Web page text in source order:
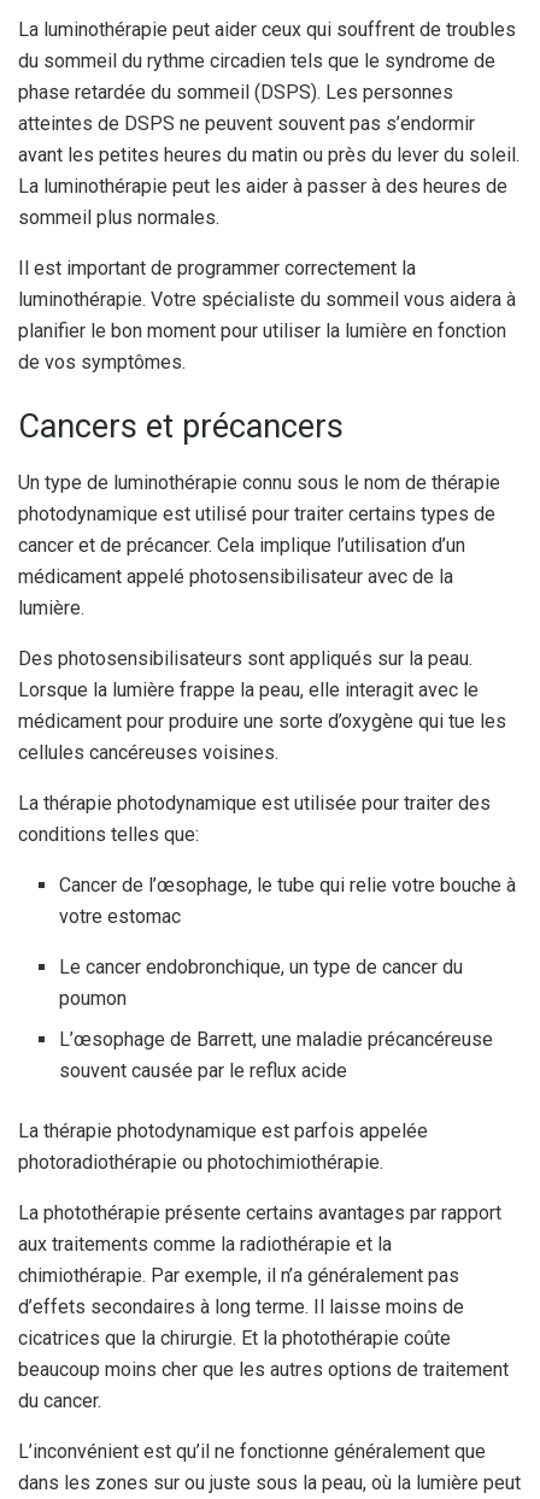
La luminothérapie peut aider ceux qui souffrent de troubles
du sommeil du rythme circadien tels que le syndrome de
phase retardée du sommeil (DSPS). Les personnes
atteintes de DSPS ne peuvent souvent pas s’endormir
avant les petites heures du matin ou près du lever du soleil.
La luminothérapie peut les aider à passer à des heures de
sommeil plus normales.
Il est important de programmer correctement la
luminothérapie. Votre spécialiste du sommeil vous aidera à
planifier le bon moment pour utiliser la lumière en fonction
de vos symptômes.
Cancers et précancers
Un type de luminothérapie connu sous le nom de thérapie
photodynamique est utilisé pour traiter certains types de
cancer et de précancer. Cela implique l’utilisation d’un
médicament appelé photosensibilisateur avec de la
lumière.
Des photosensibilisateurs sont appliqués sur la peau.
Lorsque la lumière frappe la peau, elle interagit avec le
médicament pour produire une sorte d’oxygène qui tue les
cellules cancéreuses voisines.
La thérapie photodynamique est utilisée pour traiter des
conditions telles que:
Cancer de l’œsophage, le tube qui relie votre bouche à
votre estomac
Le cancer endobronchique, un type de cancer du
poumon
L’œsophage de Barrett, une maladie précancéreuse
souvent causée par le reflux acide
La thérapie photodynamique est parfois appelée
photoradiothérapie ou photochimiothérapie.
La photothérapie présente certains avantages par rapport
aux traitements comme la radiothérapie et la
chimiothérapie. Par exemple, il n’a généralement pas
d’effets secondaires à long terme. Il laisse moins de
cicatrices que la chirurgie. Et la photothérapie coûte
beaucoup moins cher que les autres options de traitement
du cancer.
L’inconvénient est qu’il ne fonctionne généralement que
dans les zones sur ou juste sous la peau, où la lumière peut